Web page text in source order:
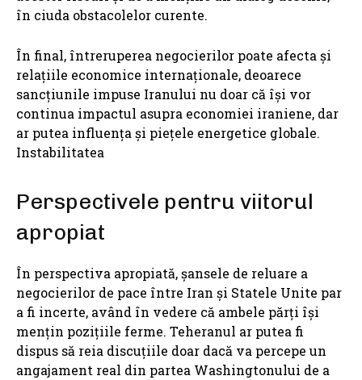
în ciuda obstacolelor curente.
În final, întreruperea negocierilor poate afecta și
relațiile economice internaționale, deoarece
sancțiunile impuse Iranului nu doar că își vor
continua impactul asupra economiei iraniene, dar
ar putea influența și piețele energetice globale.
Instabilitatea
Perspectivele pentru viitorul
apropiat
În perspectiva apropiată, șansele de reluare a
negocierilor de pace între Iran și Statele Unite par
a fi incerte, având în vedere că ambele părți își
mențin pozițiile ferme. Teheranul ar putea fi
dispus să reia discuțiile doar dacă va percepe un
angajament real din partea Washingtonului de a